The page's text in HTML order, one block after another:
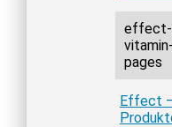
effect-
pages
Effect